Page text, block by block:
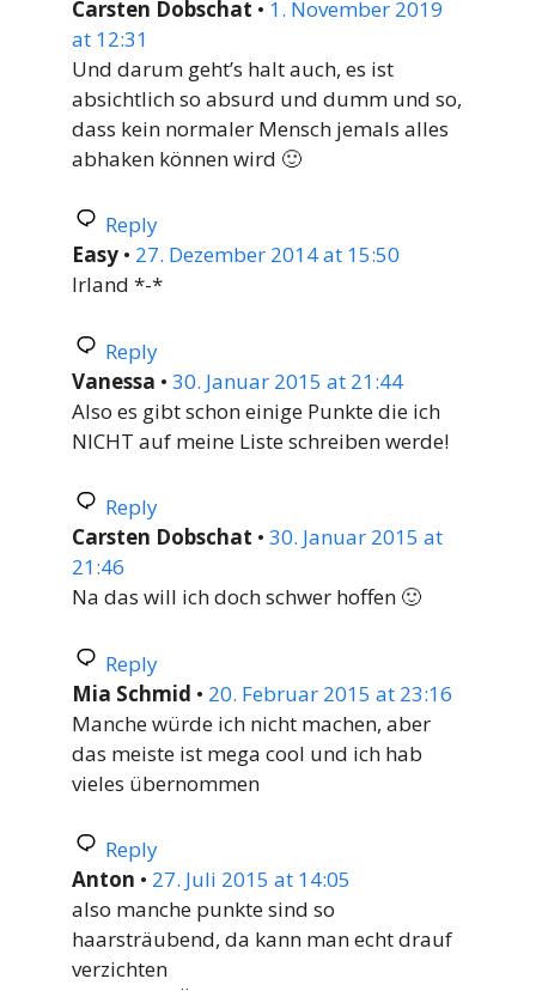
Carsten Dobschat • 1. November 2019
at 12:31
Und darum geht’s halt auch, es ist
absichtlich so absurd und dumm und so,
dass kein normaler Mensch jemals alles
abhaken können wird 🙂
Reply
Easy • 27. Dezember 2014 at 15:50
Irland *-*
Reply
Vanessa • 30. Januar 2015 at 21:44
Also es gibt schon einige Punkte die ich
NICHT auf meine Liste schreiben werde!
Reply
Carsten Dobschat • 30. Januar 2015 at
21:46
Na das will ich doch schwer hoffen 🙂
Reply
Mia Schmid • 20. Februar 2015 at 23:16
Manche würde ich nicht machen, aber
das meiste ist mega cool und ich hab
vieles übernommen
Reply
Anton • 27. Juli 2015 at 14:05
also manche punkte sind so
haarsträubend, da kann man echt drauf
verzichten